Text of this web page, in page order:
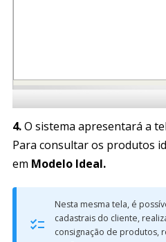
4.O sistema apresentará a
Para consultar os produtos
em Modelo Ideal.
Nesta mesma tela, é
cadastrais do cliente,
consignação de produtos,